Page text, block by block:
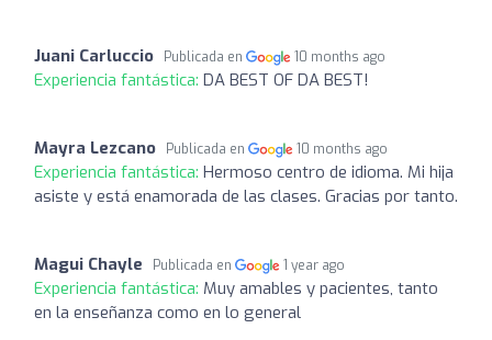
Juani Carluccio Publicada en 10 months ago
Experiencia fantástica: DA BEST OF DA BEST!
Mayra Lezcano Publicada en 10 months ago
Experiencia fantástica: Hermoso centro de idioma. Mi hija
asiste y está enamorada de las clases. Gracias por tanto.
Magui Chayle Publicada en 1 year ago
Experiencia fantástica: Muy amables y pacientes, tanto
en la enseñanza como en lo general